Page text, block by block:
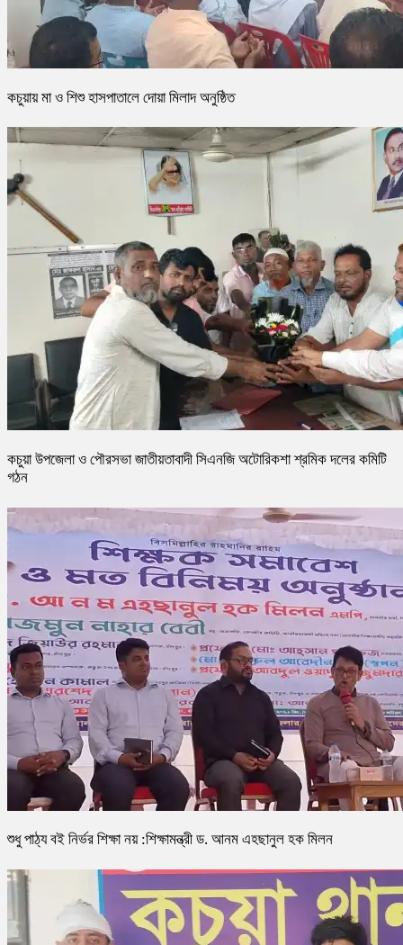
কচুয়ায় মা ও শিশু হাসপাতালে দোয়া মিলাদ অনুষ্ঠিত
কচুয়া উপজেলা ও পৌরসভা জাতীয়তাবাদী সিএনজি অটোরিকশা শ্রমিক দলের কমিটি
গঠন
শুধু পাঠ্য বই নির্ভর শিক্ষা নয় :শিক্ষামন্ত্রী ড. আনম এহছানুল হক মিলন